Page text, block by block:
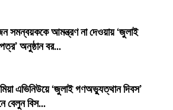
সমন্বয়ককে আমন্ত্রণ না দেওয়ায় ‘জুলাই
অনুষ্ঠান বর...
এভিনিউয়ে ‘জুলাই গণঅভ্যুত্থান দিবস’
বেলুন বিস...